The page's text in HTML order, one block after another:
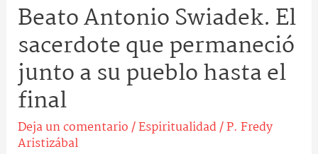
Beato Antonio Swiadek. El
sacerdote que permaneció
junto a su pueblo hasta el
final
Deja un comentario/Espiritualidad/P. Fredy
Aristizábal